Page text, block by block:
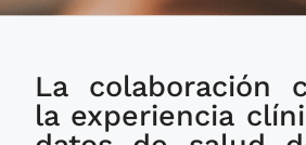
Microsoft
desarrollarán modelo
de IA diseñado
La colaboración
la experiencia